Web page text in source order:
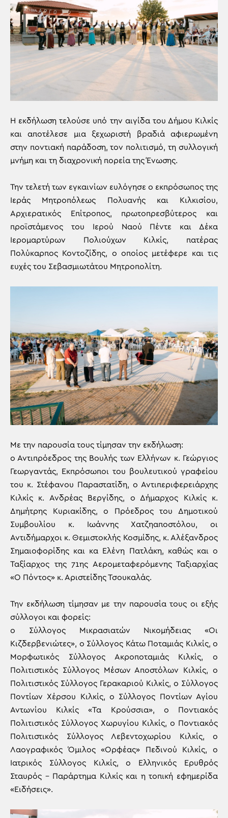
Η εκδήλωση τελούσε υπό την αιγίδα του Δήμου Κιλκίς
και αποτέλεσε μια ξεχωριστή βραδιά αφιερωμένη
στην ποντιακή παράδοση, τον πολιτισμό, τη συλλογική
μνήμη και τη διαχρονική πορεία της Ένωσης.
Την τελετή των εγκαινίων ευλόγησε ο εκπρόσωπος της
Ιεράς Μητροπόλεως Πολυανής και Κιλκισίου,
Αρχιερατικός Επίτροπος, πρωτοπρεσβύτερος και
προϊστάμενος του Ιερού Ναού Πέντε και Δέκα
Ιερομαρτύρων Πολιούχων Κιλκίς, πατέρας
Πολύκαρπος Κοντοζίδης, ο οποίος μετέφερε και τις
ευχές του Σεβασμιωτάτου Μητροπολίτη.
Με την παρουσία τους τίμησαν την εκδήλωση:
ο Αντιπρόεδρος της Βουλής των Ελλήνων κ. Γεώργιος
Γεωργαντάς, Εκπρόσωποι του βουλευτικού γραφείου
του κ. Στέφανου Παραστατίδη, ο Αντιπεριφερειάρχης
Κιλκίς κ. Ανδρέας Βεργίδης, ο Δήμαρχος Κιλκίς κ.
Δημήτρης Κυριακίδης, ο Πρόεδρος του Δημοτικού
Συμβουλίου κ. Ιωάννης Χατζηαποστόλου, οι
Αντιδήμαρχοι κ. Θεμιστοκλής Κοσμίδης, κ. Αλέξανδρος
Σημαιοφορίδης και κα Ελένη Πατλάκη, καθώς και ο
Ταξίαρχος της 71ης Αερομεταφερόμενης Ταξιαρχίας
«Ο Πόντος» κ. Αριστείδης Τσουκαλάς.
Την εκδήλωση τίμησαν με την παρουσία τους οι εξής
σύλλογοι και φορείς:
ο Σύλλογος Μικρασιατών Νικομήδειας «Οι
Κιζδερβενιώτες», ο Σύλλογος Κάτω Ποταμιάς Κιλκίς, ο
Μορφωτικός Σύλλογος Ακροποταμιάς Κιλκίς, ο
Πολιτιστικός Σύλλογος Μέσων Αποστόλων Κιλκίς, ο
Πολιτιστικός Σύλλογος Γερακαριού Κιλκίς, ο Σύλλογος
Ποντίων Χέρσου Κιλκίς, ο Σύλλογος Ποντίων Αγίου
Αντωνίου Κιλκίς «Τα Κρούσσια», ο Ποντιακός
Πολιτιστικός Σύλλογος Χωρυγίου Κιλκίς, ο Ποντιακός
Πολιτιστικός Σύλλογος Λεβεντοχωρίου Κιλκίς, ο
Λαογραφικός Όμιλος «Ορφέας» Πεδινού Κιλκίς, ο
Ιατρικός Σύλλογος Κιλκίς, ο Ελληνικός Ερυθρός
Σταυρός – Παράρτημα Κιλκίς και η τοπική εφημερίδα
«Ειδήσεις».